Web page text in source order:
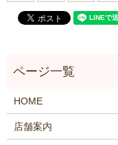
HOME
店舗案内